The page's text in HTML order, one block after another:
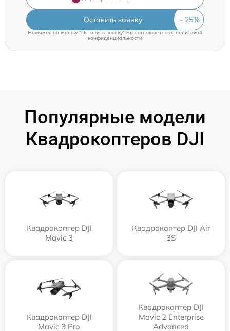
Оставить заявку
Нажимая на кнопку "Оставить заявку" Вы соглашаетесь cполитикой
конфиденциальности
Популярные модели
Квадрокоптеров DJI
Квадрокоптер DJI
Mavic 3
Квадрокоптер DJI Air
3S
Квадрокоптер DJI
Mavic 3 Pro
Квадрокоптер DJI
Mavic 2 Enterprise
Advanced